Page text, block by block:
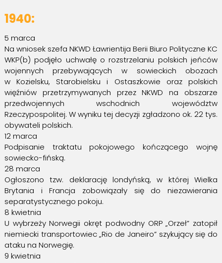
1940:
5 marca
Na wniosek szefa NKWD Ławrientija Berii Biuro Polityczne KC
WKP(b) podjęło uchwałę o rozstrzelaniu polskich jeńców
wojennych przebywających w sowieckich obozach
w Kozielsku, Starobielsku i Ostaszkowie oraz polskich
więźniów przetrzymywanych przez NKWD na obszarze
przedwojennych wschodnich województw
Rzeczypospolitej. W wyniku tej decyzji zgładzono ok. 22 tys.
obywateli polskich.
12 marca
Podpisanie traktatu pokojowego kończącego wojnę
sowiecko-fińską.
28 marca
Ogłoszono tzw. deklarację londyńską, w której Wielka
Brytania i Francja zobowiązały się do niezawierania
separatystycznego pokoju.
8 kwietnia
U wybrzeży Norwegii okręt podwodny ORP „Orzeł” zatopił
niemiecki transportowiec „Rio de Janeiro” szykujący się do
ataku na Norwegię.
9 kwietnia